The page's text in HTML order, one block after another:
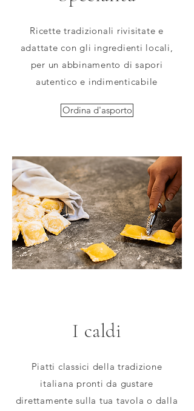
Ricette tradizionali rivisitate e
adattate con gli ingredienti locali,
per un abbinamento di sapori
autentico e indimenticabile
Ordina d'asporto
I caldi
Piatti classici della tradizione
italiana pronti da gustare
direttamente sulla tua tavola o dalla